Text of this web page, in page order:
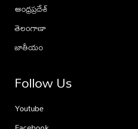
ఆంధ్రప్రదేశ్
తెలంగాణా
జాతీయం
Follow Us
Youtube